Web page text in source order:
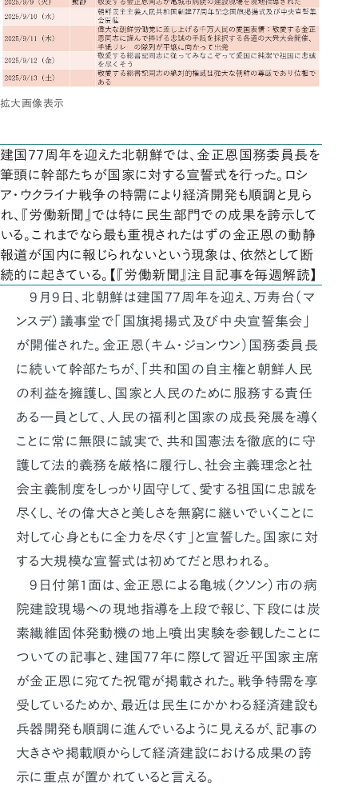
拡大画像表示
建国77周年を迎えた北朝鮮では、金正恩国務委員長を
筆頭に幹部たちが国家に対する宣誓式を行った。ロシ
ア・ウクライナ戦争の特需により経済開発も順調と見ら
れ、『労働新聞』では特に民生部門での成果を誇示して
いる。これまでなら最も重視されたはずの金正恩の動静
報道が国内に報じられないという現象は、依然として断
続的に起きている。【『労働新聞』注目記事を毎週解読】
9月9日、北朝鮮は建国77周年を迎え、万寿台（マ
ンスデ）議事堂で「国旗掲揚式及び中央宣誓集会」
が開催された。金正恩（キム・ジョンウン）国務委員長
に続いて幹部たちが、「共和国の自主権と朝鮮人民
の利益を擁護し、国家と人民のために服務する責任
ある一員として、人民の福利と国家の成長発展を導く
ことに常に無限に誠実で、共和国憲法を徹底的に守
護して法的義務を厳格に履行し、社会主義理念と社
会主義制度をしっかり固守して、愛する祖国に忠誠を
尽くし、その偉大さと美しさを無窮に継いでいくことに
対して心身ともに全力を尽くす」と宣誓した。国家に対
する大規模な宣誓式は初めてだと思われる。
9日付第1面は、金正恩による亀城（クソン）市の病
院建設現場への現地指導を上段で報じ、下段には炭
素繊維固体発動機の地上噴出実験を参観したことに
ついての記事と、建国77年に際して習近平国家主席
が金正恩に宛てた祝電が掲載された。戦争特需を享
受しているためか、最近は民生にかかわる経済建設も
兵器開発も順調に進んでいるように見えるが、記事の
大きさや掲載順からして経済建設における成果の誇
示に重点が置かれていると言える。